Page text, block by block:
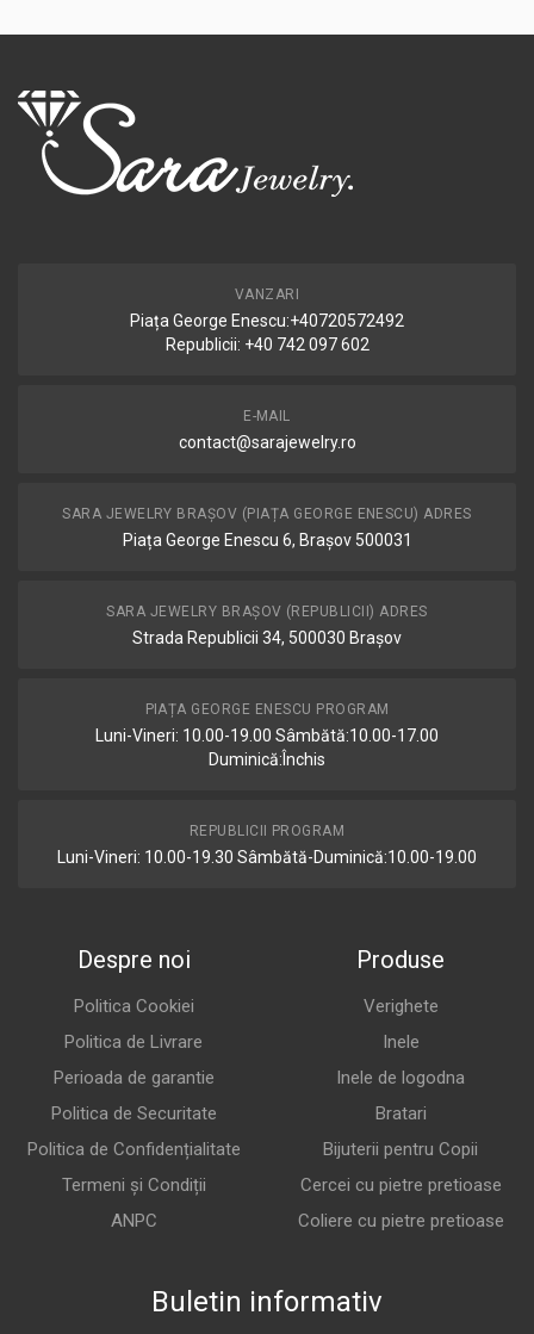
VANZARI
Piața George Enescu:+40720572492
Republicii: +40 742 097 602
E-MAIL
contact@sarajewelry.ro
SARA JEWELRY BRAȘOV (PIAȚA GEORGE ENESCU) ADRES
Piața George Enescu 6, Brașov 500031
SARA JEWELRY BRAȘOV (REPUBLICII) ADRES
Strada Republicii 34, 500030 Brașov
PIAȚA GEORGE ENESCU PROGRAM
Luni-Vineri: 10.00-19.00 Sâmbătă:10.00-17.00
Duminică:Închis
REPUBLICII PROGRAM
Luni-Vineri: 10.00-19.30 Sâmbătă-Duminică:10.00-19.00
Despre noi
Politica Cookiei
Politica de Livrare
Perioada de garantie
Politica de Securitate
Politica de Confidențialitate
Termeni și Condiții
ANPC
Produse
Verighete
Inele
Inele de logodna
Bratari
Bijuterii pentru Copii
Cercei cu pietre pretioase
Coliere cu pietre pretioase
Buletin informativ